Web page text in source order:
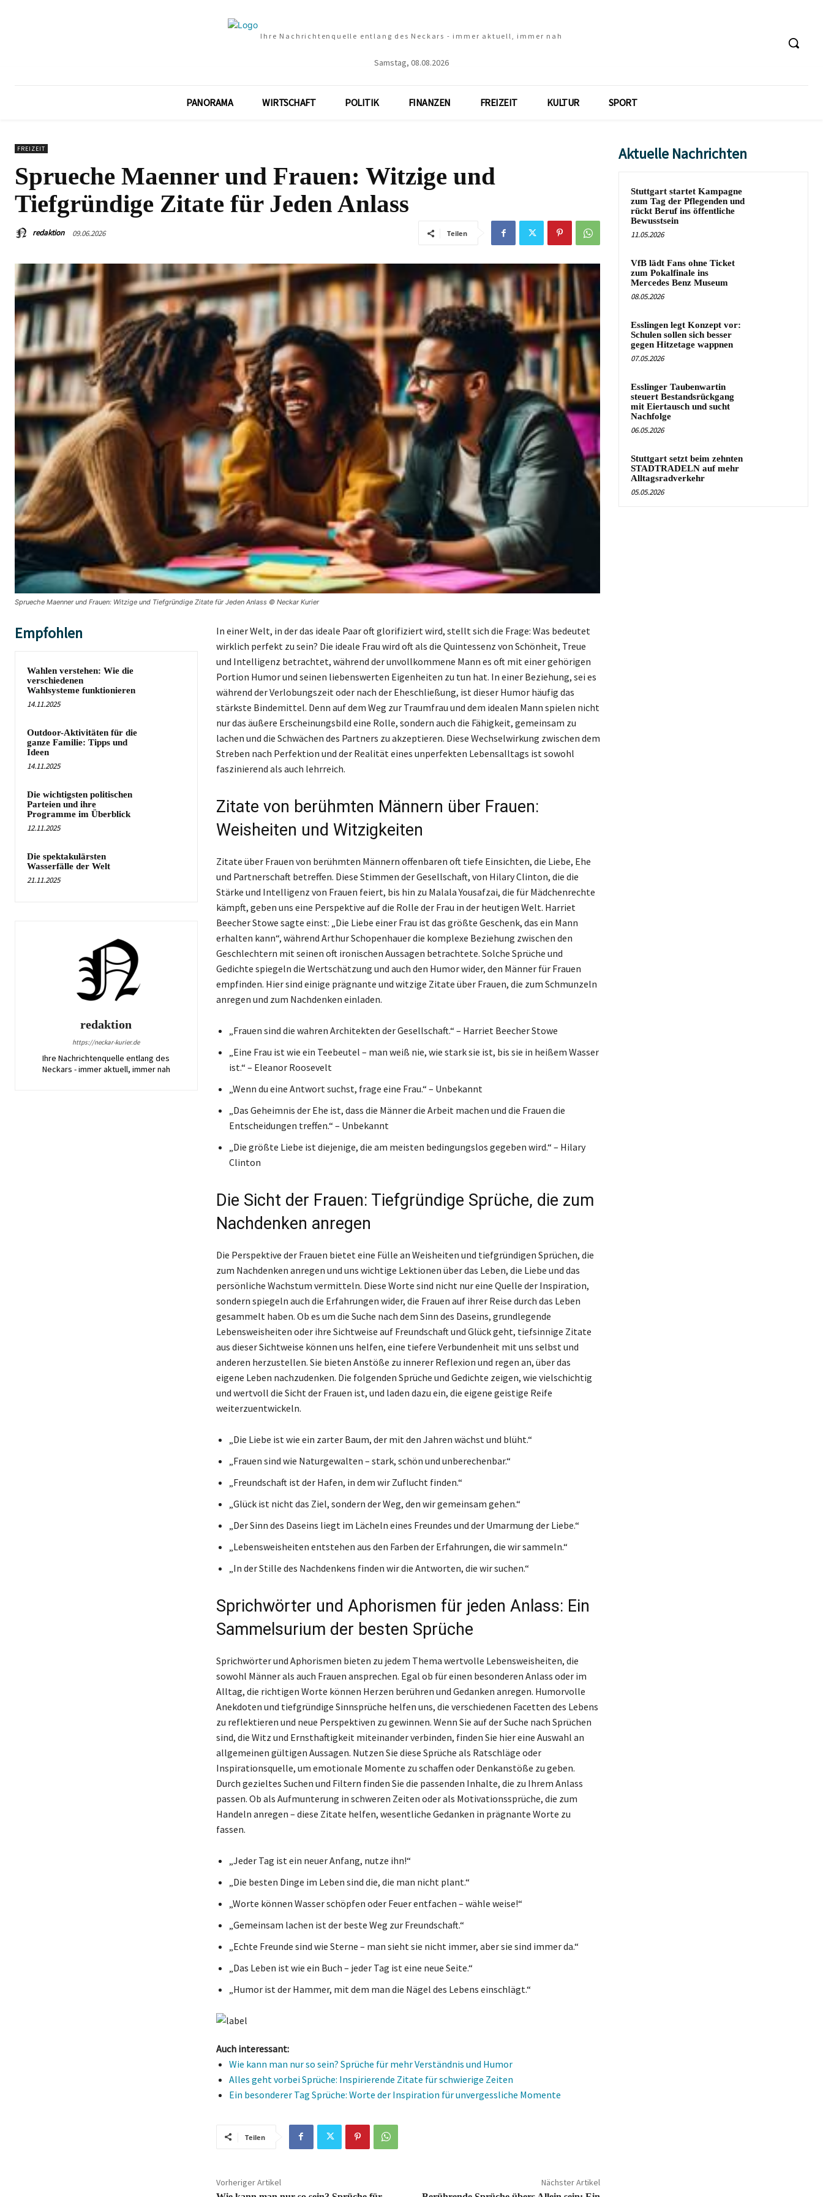
Ihre Nachrichtenquelle entlang des Neckars - immer aktuell, immer nah
Samstag, 08.08.2026
PANORAMA WIRTSCHAFT POLITIK FINANZEN FREIZEIT KULTUR SPORT
FREIZEIT
Sprueche Maenner und Frauen: Witzige und
Tiefgründige Zitate für Jeden Anlass
redaktion 09.06.2026 Teilen
Sprueche Maenner und Frauen: Witzige und Tiefgründige Zitate für Jeden Anlass © Neckar Kurier
Empfohlen
Wahlen verstehen: Wie die
verschiedenen
Wahlsysteme funktionieren
14.11.2025
Outdoor-Aktivitäten für die
ganze Familie: Tipps und
Ideen
14.11.2025
Die wichtigsten politischen
Parteien und ihre
Programme im Überblick
12.11.2025
Die spektakulärsten
Wasserfälle der Welt
21.11.2025
redaktion
https://neckar-kurier.de
Ihre Nachrichtenquelle entlang des
Neckars - immer aktuell, immer nah
In einer Welt, in der das ideale Paar oft glorifiziert wird, stellt sich die Frage: Was bedeutet
wirklich perfekt zu sein? Die ideale Frau wird oft als die Quintessenz von Schönheit, Treue
und Intelligenz betrachtet, während der unvollkommene Mann es oft mit einer gehörigen
Portion Humor und seinen liebenswerten Eigenheiten zu tun hat. In einer Beziehung, sei es
während der Verlobungszeit oder nach der Eheschließung, ist dieser Humor häufig das
stärkste Bindemittel. Denn auf dem Weg zur Traumfrau und dem idealen Mann spielen nicht
nur das äußere Erscheinungsbild eine Rolle, sondern auch die Fähigkeit, gemeinsam zu
lachen und die Schwächen des Partners zu akzeptieren. Diese Wechselwirkung zwischen dem
Streben nach Perfektion und der Realität eines unperfekten Lebensalltags ist sowohl
faszinierend als auch lehrreich.
Zitate von berühmten Männern über Frauen:
Weisheiten und Witzigkeiten
Zitate über Frauen von berühmten Männern offenbaren oft tiefe Einsichten, die Liebe, Ehe
und Partnerschaft betreffen. Diese Stimmen der Gesellschaft, von Hilary Clinton, die die
Stärke und Intelligenz von Frauen feiert, bis hin zu Malala Yousafzai, die für Mädchenrechte
kämpft, geben uns eine Perspektive auf die Rolle der Frau in der heutigen Welt. Harriet
Beecher Stowe sagte einst: „Die Liebe einer Frau ist das größte Geschenk, das ein Mann
erhalten kann“, während Arthur Schopenhauer die komplexe Beziehung zwischen den
Geschlechtern mit seinen oft ironischen Aussagen betrachtete. Solche Sprüche und
Gedichte spiegeln die Wertschätzung und auch den Humor wider, den Männer für Frauen
empfinden. Hier sind einige prägnante und witzige Zitate über Frauen, die zum Schmunzeln
anregen und zum Nachdenken einladen.
„Frauen sind die wahren Architekten der Gesellschaft.“ – Harriet Beecher Stowe
„Eine Frau ist wie ein Teebeutel – man weiß nie, wie stark sie ist, bis sie in heißem Wasser
ist.“ – Eleanor Roosevelt
„Wenn du eine Antwort suchst, frage eine Frau.“ – Unbekannt
„Das Geheimnis der Ehe ist, dass die Männer die Arbeit machen und die Frauen die
Entscheidungen treffen.“ – Unbekannt
„Die größte Liebe ist diejenige, die am meisten bedingungslos gegeben wird.“ – Hilary
Clinton
Die Sicht der Frauen: Tiefgründige Sprüche, die zum
Nachdenken anregen
Die Perspektive der Frauen bietet eine Fülle an Weisheiten und tiefgründigen Sprüchen, die
zum Nachdenken anregen und uns wichtige Lektionen über das Leben, die Liebe und das
persönliche Wachstum vermitteln. Diese Worte sind nicht nur eine Quelle der Inspiration,
sondern spiegeln auch die Erfahrungen wider, die Frauen auf ihrer Reise durch das Leben
gesammelt haben. Ob es um die Suche nach dem Sinn des Daseins, grundlegende
Lebensweisheiten oder ihre Sichtweise auf Freundschaft und Glück geht, tiefsinnige Zitate
aus dieser Sichtweise können uns helfen, eine tiefere Verbundenheit mit uns selbst und
anderen herzustellen. Sie bieten Anstöße zu innerer Reflexion und regen an, über das
eigene Leben nachzudenken. Die folgenden Sprüche und Gedichte zeigen, wie vielschichtig
und wertvoll die Sicht der Frauen ist, und laden dazu ein, die eigene geistige Reife
weiterzuentwickeln.
„Die Liebe ist wie ein zarter Baum, der mit den Jahren wächst und blüht.“
„Frauen sind wie Naturgewalten – stark, schön und unberechenbar.“
„Freundschaft ist der Hafen, in dem wir Zuflucht finden.“
„Glück ist nicht das Ziel, sondern der Weg, den wir gemeinsam gehen.“
„Der Sinn des Daseins liegt im Lächeln eines Freundes und der Umarmung der Liebe.“
„Lebensweisheiten entstehen aus den Farben der Erfahrungen, die wir sammeln.“
„In der Stille des Nachdenkens finden wir die Antworten, die wir suchen.“
Sprichwörter und Aphorismen für jeden Anlass: Ein
Sammelsurium der besten Sprüche
Sprichwörter und Aphorismen bieten zu jedem Thema wertvolle Lebensweisheiten, die
sowohl Männer als auch Frauen ansprechen. Egal ob für einen besonderen Anlass oder im
Alltag, die richtigen Worte können Herzen berühren und Gedanken anregen. Humorvolle
Anekdoten und tiefgründige Sinnsprüche helfen uns, die verschiedenen Facetten des Lebens
zu reflektieren und neue Perspektiven zu gewinnen. Wenn Sie auf der Suche nach Sprüchen
sind, die Witz und Ernsthaftigkeit miteinander verbinden, finden Sie hier eine Auswahl an
allgemeinen gültigen Aussagen. Nutzen Sie diese Sprüche als Ratschläge oder
Inspirationsquelle, um emotionale Momente zu schaffen oder Denkanstöße zu geben.
Durch gezieltes Suchen und Filtern finden Sie die passenden Inhalte, die zu Ihrem Anlass
passen. Ob als Aufmunterung in schweren Zeiten oder als Motivationssprüche, die zum
Handeln anregen – diese Zitate helfen, wesentliche Gedanken in prägnante Worte zu
fassen.
„Jeder Tag ist ein neuer Anfang, nutze ihn!“
„Die besten Dinge im Leben sind die, die man nicht plant.“
„Worte können Wasser schöpfen oder Feuer entfachen – wähle weise!“
„Gemeinsam lachen ist der beste Weg zur Freundschaft.“
„Echte Freunde sind wie Sterne – man sieht sie nicht immer, aber sie sind immer da.“
„Das Leben ist wie ein Buch – jeder Tag ist eine neue Seite.“
„Humor ist der Hammer, mit dem man die Nägel des Lebens einschlägt.“
Auch interessant:
Wie kann man nur so sein? Sprüche für mehr Verständnis und Humor
Alles geht vorbei Sprüche: Inspirierende Zitate für schwierige Zeiten
Ein besonderer Tag Sprüche: Worte der Inspiration für unvergessliche Momente
Teilen
Vorheriger Artikel Nächster Artikel
Aktuelle Nachrichten
Stuttgart startet Kampagne
zum Tag der Pflegenden und
rückt Beruf ins öffentliche
Bewusstsein
11.05.2026
VfB lädt Fans ohne Ticket
zum Pokalfinale ins
Mercedes Benz Museum
08.05.2026
Esslingen legt Konzept vor:
Schulen sollen sich besser
gegen Hitzetage wappnen
07.05.2026
Esslinger Taubenwartin
steuert Bestandsrückgang
mit Eiertausch und sucht
Nachfolge
06.05.2026
Stuttgart setzt beim zehnten
STADTRADELN auf mehr
Alltagsradverkehr
05.05.2026